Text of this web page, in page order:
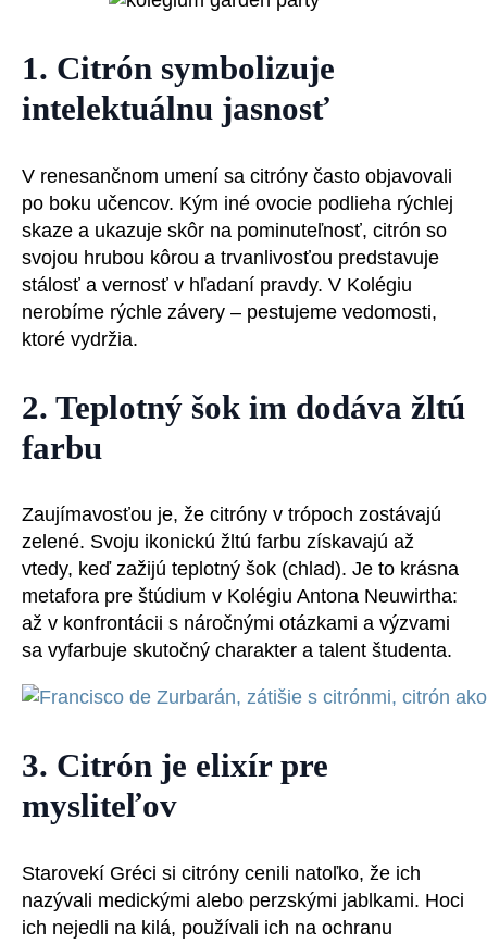
1. Citrón symbolizuje
intelektuálnu jasnosť
V renesančnom umení sa citróny často objavovali
po boku učencov. Kým iné ovocie podlieha rýchlej
skaze a ukazuje skôr na pominuteľnosť, citrón so
svojou hrubou kôrou a trvanlivosťou predstavuje
stálosť a vernosť v hľadaní pravdy. V Kolégiu
nerobíme rýchle závery – pestujeme vedomosti,
ktoré vydržia.
2. Teplotný šok im dodáva žltú
farbu
Zaujímavosťou je, že citróny v trópoch zostávajú
zelené. Svoju ikonickú žltú farbu získavajú až
vtedy, keď zažijú teplotný šok (chlad). Je to krásna
metafora pre štúdium v Kolégiu Antona Neuwirtha:
až v konfrontácii s náročnými otázkami a výzvami
sa vyfarbuje skutočný charakter a talent študenta.
3. Citrón je elixír pre
mysliteľov
Starovekí Gréci si citróny cenili natoľko, že ich
nazývali medickými alebo perzskými jablkami. Hoci
ich nejedli na kilá, používali ich na ochranu